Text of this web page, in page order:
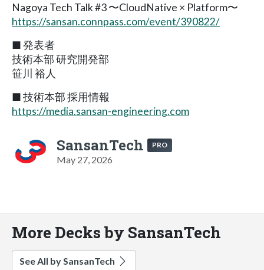
Nagoya Tech Talk #3 〜CloudNative × Platform〜
https://sansan.connpass.com/event/390822/
■ 発表者
技術本部 研究開発部
笹川 裕人
■ 技術本部 採用情報
https://media.sansan-engineering.com
SansanTech PRO
May 27, 2026
More Decks by SansanTech
See All by SansanTech